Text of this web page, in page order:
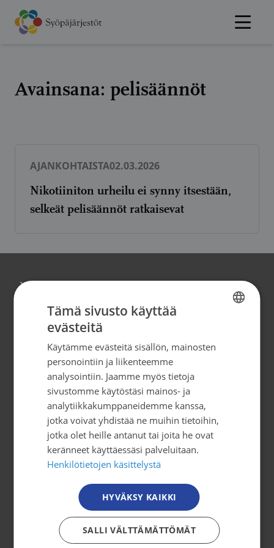
Hyppää
sisältöön
Avainsana: pelisäännöt
AJANKOHTAISTA02.03.2026
Nikotiiniton urheilu ei synny itsestään,
selkeät pelisäännöt ratkaisevat
Yhteystiedot
Syöpäjärjestöt
Mäkelänkatu 2, 4. kerros
00500 Helsinki
puh. 09 135 331
tiedotus@cancer.fi
Tilaa uutiskirje
Tule mukaan
Mitä me teemme?
Jäsenyys
FINNISH
Tämä sivusto käyttää
evästeitä
Käytämme evästeitä sisällön, mainosten
personointiin ja liikenteemme
analysointiin. Jaamme myös tietoja
sivustomme käytöstäsi mainos- ja
analytiikkakumppaneidemme kanssa,
jotka voivat yhdistää ne muihin tietoihin,
jotka olet heille antanut tai joita he ovat
keränneet käyttäessäsi palveluitaan.
Henkilötietojen käsittelystä
HYVÄKSY KAIKKI
SALLI VÄLTTÄMÄTTÖMÄT